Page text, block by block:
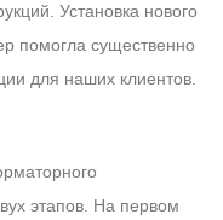
Установка нового
помогла существенно
для наших клиентов.
этапов. На первом